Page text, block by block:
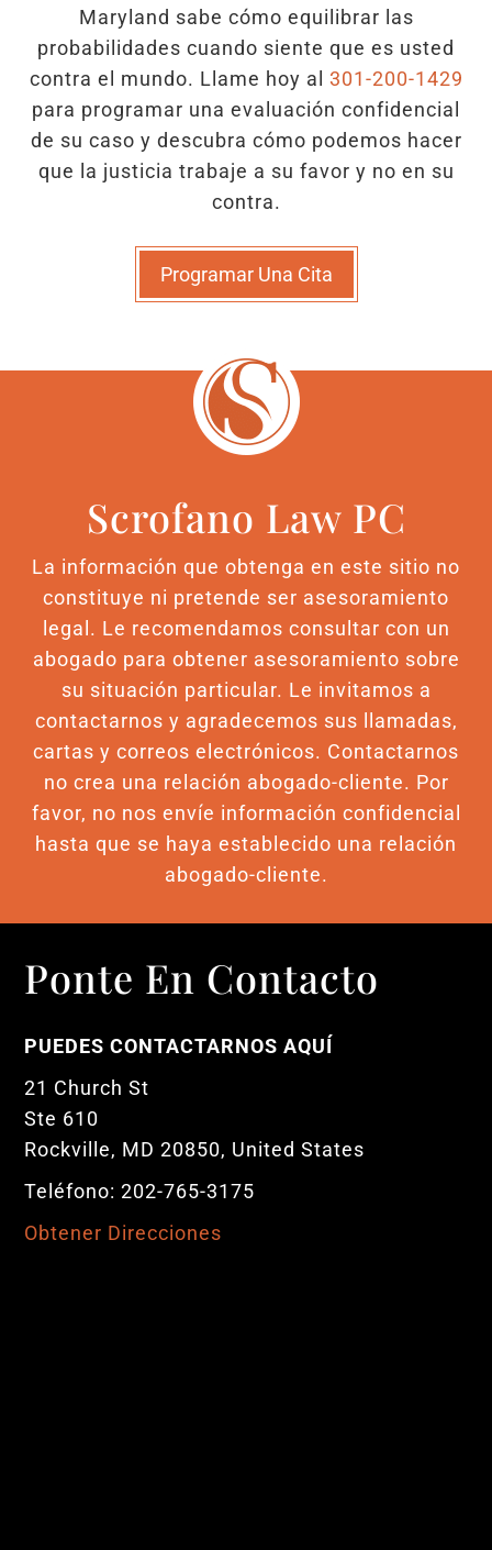
Maryland sabe cómo equilibrar las
probabilidades cuando siente que es usted
contra el mundo. Llame hoy al 301-200-1429
para programar una evaluación confidencial
de su caso y descubra cómo podemos hacer
que la justicia trabaje a su favor y no en su
contra.
Programar Una Cita
Scrofano Law PC
La información que obtenga en este sitio no
constituye ni pretende ser asesoramiento
legal. Le recomendamos consultar con un
abogado para obtener asesoramiento sobre
su situación particular. Le invitamos a
contactarnos y agradecemos sus llamadas,
cartas y correos electrónicos. Contactarnos
no crea una relación abogado-cliente. Por
favor, no nos envíe información confidencial
hasta que se haya establecido una relación
abogado-cliente.
Ponte En Contacto
PUEDES CONTACTARNOS AQUÍ
21 Church St
Ste 610
Rockville, MD 20850, United States
Teléfono: 202-765-3175
Obtener Direcciones